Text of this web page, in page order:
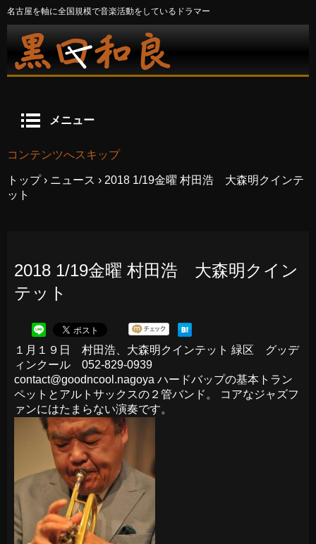
名古屋を軸に全国規模で音楽活動をしているドラマー
メニュー
コンテンツへスキップ
トップ › ニュース › 2018 1/19金曜 村田浩 大森明クインテ
ット
2018 1/19金曜 村田浩 大森明クイン
テット
１月１９日 村田浩、大森明クインテット 緑区 グッデ
ィンクール 052-829-0939
contact@goodncool.nagoya ハードバップの基本トラン
ペットとアルトサックスの２管バンド。 コアなジャズフ
ァンにはたまらない演奏です。